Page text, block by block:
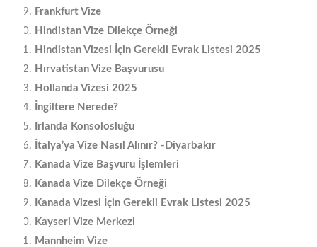
Frankfurt Vize
Hindistan Vize Dilekçe Örneği
Hindistan Vizesi İçin Gerekli Evrak Listesi 2025
Hırvatistan Vize Başvurusu
Hollanda Vizesi 2025
İngiltere Nerede?
Irlanda Konsolosluğu
İtalya’ya Vize Nasıl Alınır? -Diyarbakır
Kanada Vize Başvuru İşlemleri
Kanada Vize Dilekçe Örneği
Kanada Vizesi İçin Gerekli Evrak Listesi 2025
Kayseri Vize Merkezi
Mannheim Vize